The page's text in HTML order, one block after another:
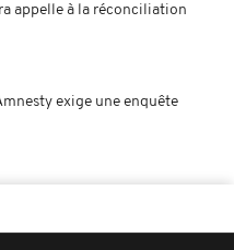
appelle à la réconciliation
exige une enquête